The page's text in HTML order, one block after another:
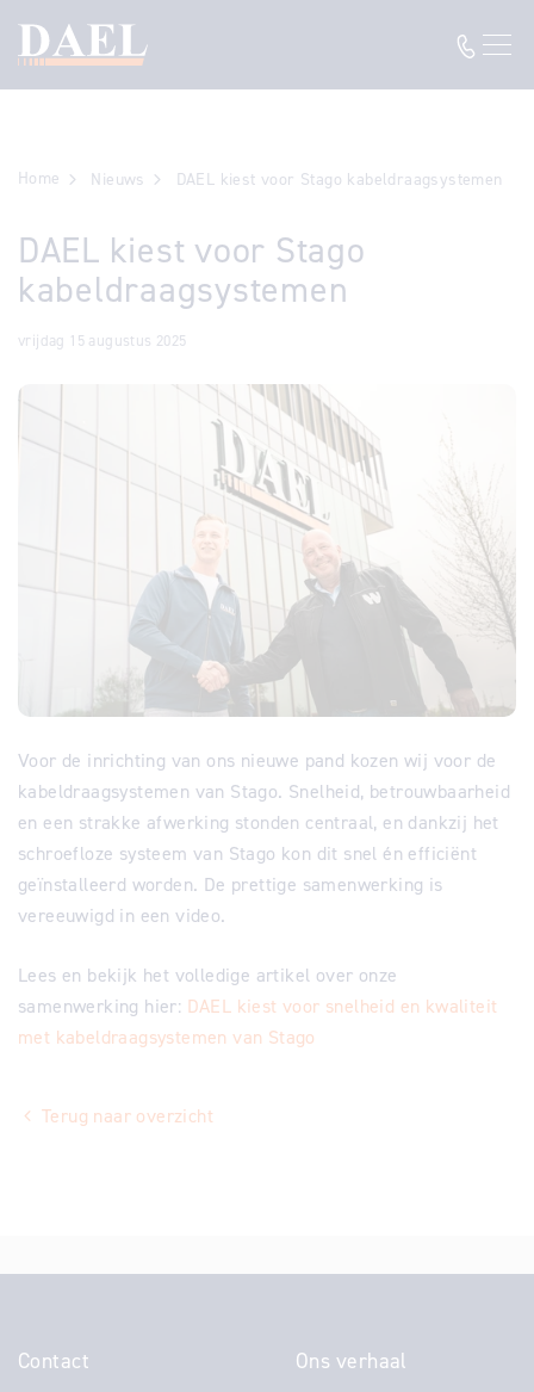
Home Nieuws DAEL kiest voor Stago kabeldraagsystemen
DAEL kiest voor Stago
kabeldraagsystemen
vrijdag 15 augustus 2025
Voor de inrichting van ons nieuwe pand kozen wij voor de
kabeldraagsystemen van Stago. Snelheid, betrouwbaarheid
en een strakke afwerking stonden centraal, en dankzij het
schroefloze systeem van Stago kon dit snel én efficiënt
geïnstalleerd worden. De prettige samenwerking is
vereeuwigd in een video.
Lees en bekijk het volledige artikel over onze
samenwerking hier: DAEL kiest voor snelheid en kwaliteit
met kabeldraagsystemen van Stago
Terug naar overzicht
Contact Ons verhaal